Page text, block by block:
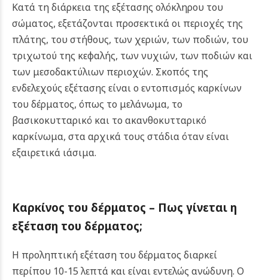
Κατά τη διάρκεια της εξέτασης ολόκληρου του
σώματος, εξετάζονται προσεκτικά οι περιοχές της
πλάτης, του στήθους, των χεριών, των ποδιών, του
τριχωτού της κεφαλής, των νυχιών, των ποδιών και
των μεσοδακτύλιων περιοχών. Σκοπός της
ενδελεχούς εξέτασης είναι ο εντοπισμός καρκίνων
του δέρματος, όπως το μελάνωμα, το
βασικοκυτταρικό και το ακανθοκυτταρικό
καρκίνωμα, στα αρχικά τους στάδια όταν είναι
εξαιρετικά ιάσιμα.
Καρκίνος του δέρματος – Πως γίνεται η
εξέταση του δέρματος;
Η προληπτική εξέταση του δέρματος διαρκεί
περίπου 10-15 λεπτά και είναι εντελώς ανώδυνη. O